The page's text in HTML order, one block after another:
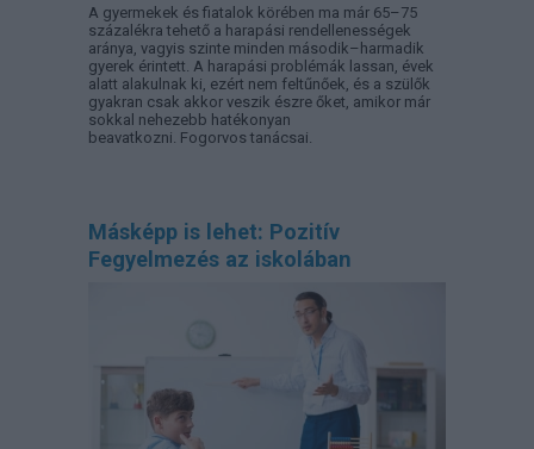
A gyermekek és fiatalok körében ma már 65–75
százalékra tehető a harapási rendellenességek
aránya, vagyis szinte minden második–harmadik
gyerek érintett. A harapási problémák lassan, évek
alatt alakulnak ki, ezért nem feltűnőek, és a szülők
gyakran csak akkor veszik észre őket, amikor már
sokkal nehezebb hatékonyan
beavatkozni. Fogorvos tanácsai.
Másképp is lehet: Pozitív
Fegyelmezés az iskolában